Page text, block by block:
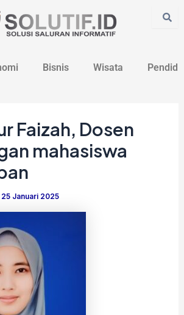
Bisnis Wisata
Faizah, Dosen
mahasiswa
25 Januari 2025